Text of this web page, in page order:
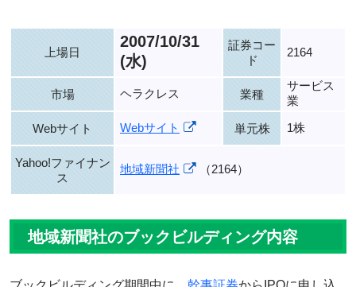
上場日
2007/10/31
(水)
証券コー
ド
2164
市場 ヘラクレス 業種
サービス
業
Webサイト Webサイト 単元株 1株
Yahoo!ファイナン
ス
地域新聞社 （2164）
地域新聞社のブックビルディング内容